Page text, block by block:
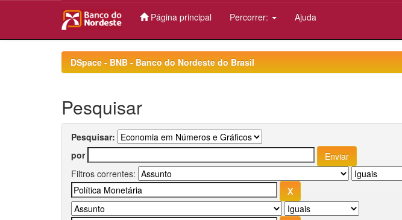
Página principal Percorrer: Ajuda
DSpace - BNB - Banco do Nordeste do Brasil
Pesquisar
Pesquisar:
por
Filtros correntes: